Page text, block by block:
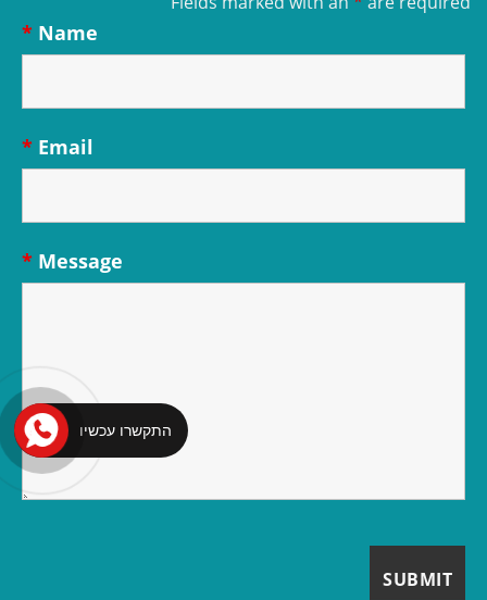
Name
*
Email
*
Message
*
התקשרו עכשיו